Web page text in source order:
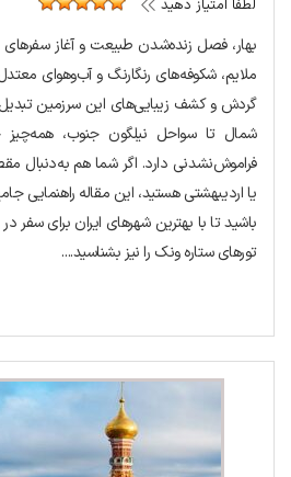
لطفا امتیاز دهید
بهار، فصل زنده‌شدن طبیعت و آغاز سفرهای
ملایم، شکوفه‌های رنگارنگ و آب‌و‌هوای
گردش و کشف زیبایی‌های این سرزمین تبدیل
شمال تا سواحل نیلگون جنوب،
فراموش‌نشدنی دارد. اگر شما هم به‌دنبال
یا اردیبهشتی هستید، این مقاله راهنمایی
باشید تا با بهترین شهرهای ایران برای سفر
تورهای ستاره ونک را نیز بشناسید....